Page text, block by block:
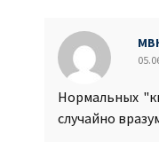
Нормальных
случайно